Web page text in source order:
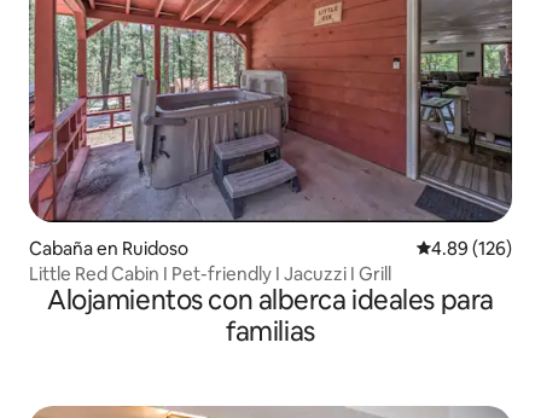
Cabaña en Ruidoso Calificación
4.89 (126)
Little Red Cabin I Pet-friendly I Jacuzzi I Grill
Alojamientos con alberca ideales para
familias